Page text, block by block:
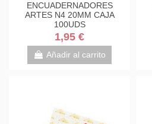
ENCUADERNADORES
ARTES N4 20MM CAJA
100UDS
1,95 €
Añadir al carrito